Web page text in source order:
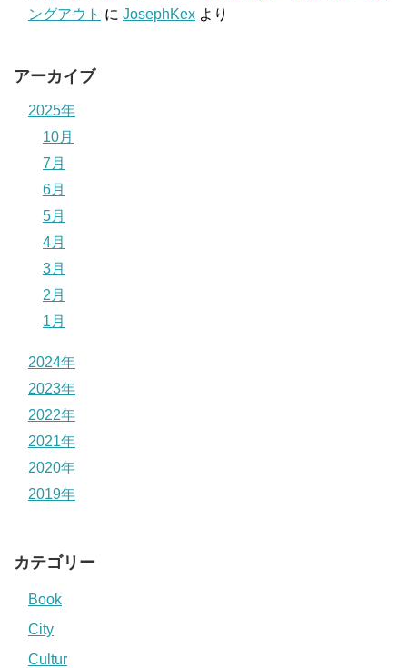
ングアウト に JosephKex より
アーカイブ
2025年
10月
7月
6月
5月
4月
3月
2月
1月
2024年
2023年
2022年
2021年
2020年
2019年
カテゴリー
Book
City
Cultur